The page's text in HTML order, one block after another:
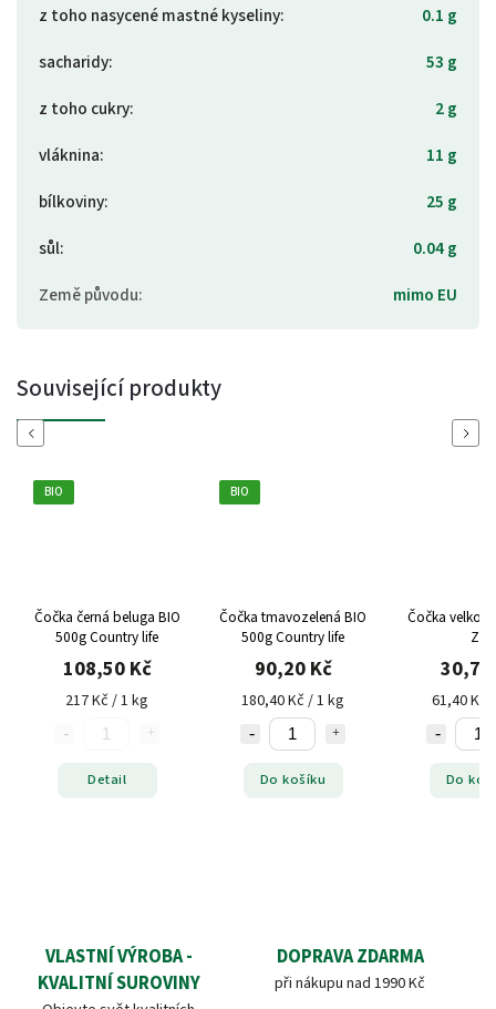
z toho nasycené mastné kyseliny:
0.1 g
sacharidy:
53 g
z toho cukry:
2 g
vláknina:
11 g
bílkoviny:
25 g
sůl:
0.04 g
Země původu: mimo EU
Související produkty
Previous
černá beluga BIO
500g Country life
108,50 Kč
217 Kč / 1 kg
Čočka tmavozelená BIO
500g Country life
90,20 Kč
180,40 Kč / 1 kg
Do košíku
Čočka velkozrnná 500g
30,70 Kč
61,40 Kč / 1 kg
Do košíku
Next
VLASTNÍ VÝROBA -
KVALITNÍ SUROVINY
DOPRAVA ZDARMA
při nákupu nad 1990 Kč